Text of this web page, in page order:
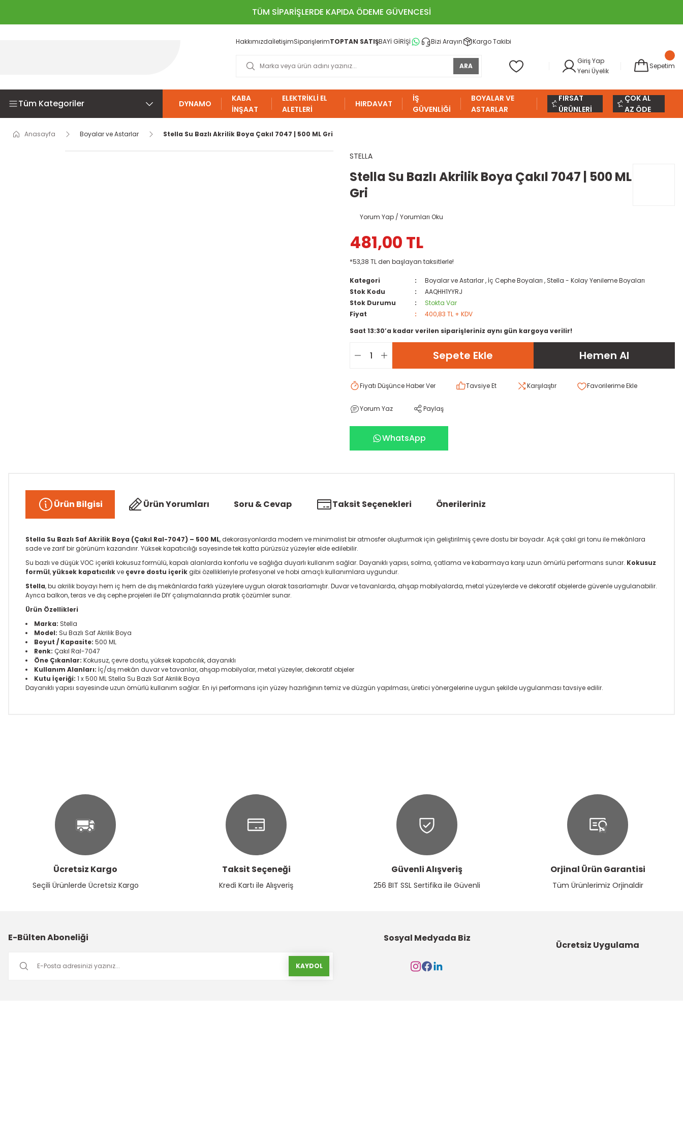
TÜM SİPARİŞLERDE KAPIDA ÖDEME GÜVENCESİ
HakkımızdaİletişimSiparişlerimTOPTAN SATIŞBAYİ GİRİŞİ Bizi Arayın Kargo Takibi
ARA
Giriş Yap
Yeni Üyelik
Sepetim
Tüm Kategoriler DYNAMO
KABA
İNŞAAT
ELEKTRİKLİ EL
ALETLERİ
HIRDAVAT
İŞ
GÜVENLİĞİ
BOYALAR VE
ASTARLAR
FIRSAT
ÜRÜNLERİ
ÇOK AL
AZ ÖDE
Anasayfa Boyalar ve Astarlar Stella Su Bazlı Akrilik Boya Çakıl 7047 | 500 ML Gri
STELLA
Stella Su Bazlı Akrilik Boya Çakıl 7047 | 500 ML
Gri
Yorum Yap / Yorumları Oku
481,00 TL
*53,38 TL den başlayan taksitlerle!
Kategori Boyalar ve Astarlar, İç Cephe Boyaları , Stella - Kolay Yenileme Boyaları
Stok Kodu
AAQHH1YYRJ
Stok Durumu
Stokta Var
Fiyat
400,83 TL + KDV
Saat 13:30’a kadar verilen siparişleriniz aynı gün kargoya verilir!
Sepete Ekle Hemen Al
Fiyatı Düşünce Haber Ver Tavsiye Et Karşılaştır
Yorum Yaz Paylaş
WhatsApp
Ürün Bilgisi Ürün Yorumları Soru & Cevap Taksit Seçenekleri Önerileriniz
Stella Su Bazlı Saf Akrilik Boya (Çakıl Ral-7047) – 500 ML, dekorasyonlarda modern ve minimalist bir atmosfer oluşturmak için geliştirilmiş çevre dostu bir boyadır. Açık çakıl gri tonu ile mekânlara
sade ve zarif bir görünüm kazandırır. Yüksek kapatıcılığı sayesinde tek katta pürüzsüz yüzeyler elde edilebilir.
Su bazlı ve düşük VOC içerikli kokusuz formülü, kapalı alanlarda konforlu ve sağlığa duyarlı kullanım sağlar. Dayanıklı yapısı, solma, çatlama ve kabarmaya karşı uzun ömürlü performans sunar. Kokusuz
formül,yüksek kapatıcılıkve çevre dostu içerikgibi özellikleriyle profesyonel ve hobi amaçlı kullanımlara uygundur.
Stella, bu akrilik boyayı hem iç hem de dış mekânlarda farklı yüzeylere uygun olarak tasarlamıştır. Duvar ve tavanlarda, ahşap mobilyalarda, metal yüzeylerde ve dekoratif objelerde güvenle uygulanabilir.
Ayrıca balkon, teras ve dış cephe projeleri ile DIY çalışmalarında pratik çözümler sunar.
Ürün Özellikleri
Marka: Stella
Model: Su Bazlı Saf Akrilik Boya
Boyut / Kapasite: 500 ML
Renk: Çakıl Ral-7047
Öne Çıkanlar: Kokusuz, çevre dostu, yüksek kapatıcılık, dayanıklı
Kullanım Alanları: İç/dış mekân duvar ve tavanlar, ahşap mobilyalar, metal yüzeyler, dekoratif objeler
Kutu İçeriği: 1 x 500 ML Stella Su Bazlı Saf Akrilik Boya
Dayanıklı yapısı sayesinde uzun ömürlü kullanım sağlar. En iyi performans için yüzey hazırlığının temiz ve düzgün yapılması, üretici yönergelerine uygun şekilde uygulanması tavsiye edilir.
Ürün fiyatı diğer sitelerden daha pahalı.
Bu ürüne benzer farklı alternatifler olmalı.
Ücretsiz Kargo
Seçili Ürünlerde Ücretsiz Kargo
Taksit Seçeneği
Kredi Kartı ile Alışveriş
Güvenli Alışveriş
256 BIT SSL Sertifika ile Güvenli
Orjinal Ürün Garantisi
Tüm Ürünlerimiz Orjinaldir
E-Bülten Aboneliği
KAYDOL
Sosyal Medyada Biz
Ücretsiz Uygulama